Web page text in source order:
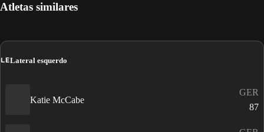
Atletas similares
LELateral esquerdo
Katie McCabe
GER
87